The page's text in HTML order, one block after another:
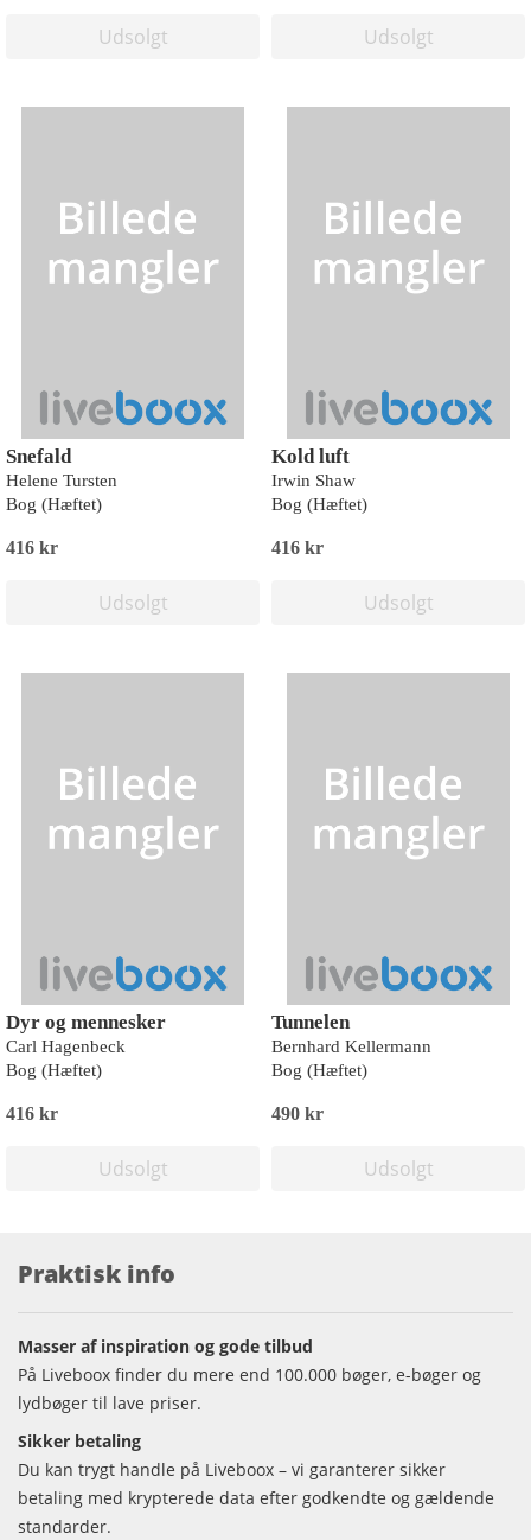
Udsolgt Udsolgt
Snefald
Helene Tursten
Bog (Hæftet)
416 kr
Udsolgt
Kold luft
Irwin Shaw
Bog (Hæftet)
416 kr
Udsolgt
Dyr og mennesker
Carl Hagenbeck
Bog (Hæftet)
416 kr
Udsolgt
Tunnelen
Bernhard Kellermann
Bog (Hæftet)
490 kr
Udsolgt
Praktisk info
Masser af inspiration og gode tilbud
På Liveboox finder du mere end 100.000 bøger, e-bøger og
lydbøger til lave priser.
Sikker betaling
Du kan trygt handle på Liveboox – vi garanterer sikker
betaling med krypterede data efter godkendte og gældende
standarder.